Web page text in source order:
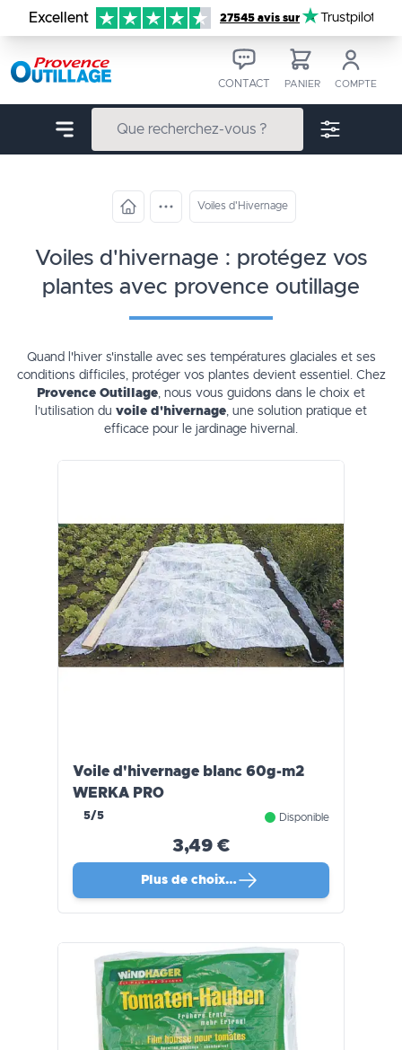
Aller au contenu
Excellent 27545 avis sur Trustpilot
CONTACT PANIER COMPTE
Voiles d'Hivernage
voiles d'hivernage : protégez vos
plantes avec provence outillage
Quand l'hiver s'installe avec ses températures glaciales et ses
conditions difficiles, protéger vos plantes devient essentiel. Chez
Provence Outillage, nous vous guidons dans le choix et
l’utilisation du voile d'hivernage, une solution pratique et
efficace pour le jardinage hivernal.
Voile d'hivernage blanc 60g-m2
WERKA PRO
5/5 Disponible
3,49 €
Plus de choix…